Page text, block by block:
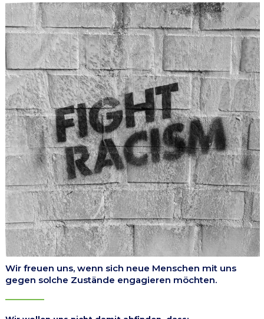
Wir freuen uns, wenn sich neue Menschen mit uns
gegen solche Zustände engagieren möchten.